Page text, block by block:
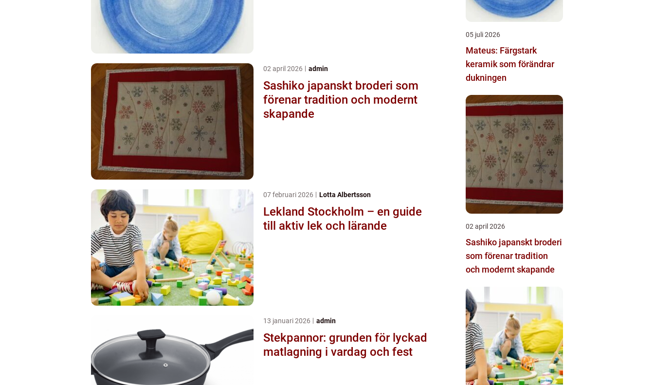
02 april 2026 admin
Sashiko japanskt broderi som
förenar tradition och modernt
skapande
07 februari 2026 Lotta Albertsson
Lekland Stockholm – en guide
till aktiv lek och lärande
13 januari 2026 admin
Stekpannor: grunden för lyckad
matlagning i vardag och fest
05 juli 2026
Mateus: Färgstark
keramik som förändrar
dukningen
02 april 2026
Sashiko japanskt broderi
som förenar tradition
och modernt skapande